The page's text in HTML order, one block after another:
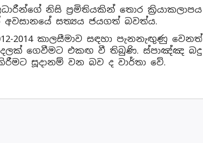
නිසි ප්‍රමිතියකින් තොර ක්‍රියාකලාපය
සත්‍යය ජයගත් බවත්ය.
2014 කාලසීමාව සඳහා පැනනැඟුණු වෙනත්
ගෙවීමට එකඟ වී තිබුණි. ස්පාඤ්ඤ බදු
සූදානම් වන බව ද වාර්තා වේ.